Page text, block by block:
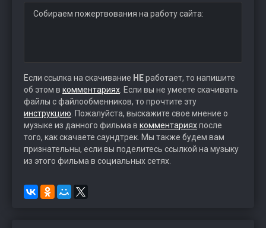
Собираем пожертвования на работу сайта:
Если ссылка на скачивание НЕработает, то напишите
об этом в комментариях . Если вы не умеете скачивать
файлы с файлообменников, то прочтите эту
инструкцию . Пожалуйста, выскажите свое мнение о
музыке из данного фильма в комментарияхпосле
того, как скачаете саундтрек. Мы также будем вам
признательны, если вы поделитесь ссылкой на музыку
из этого фильма в социальных сетях.